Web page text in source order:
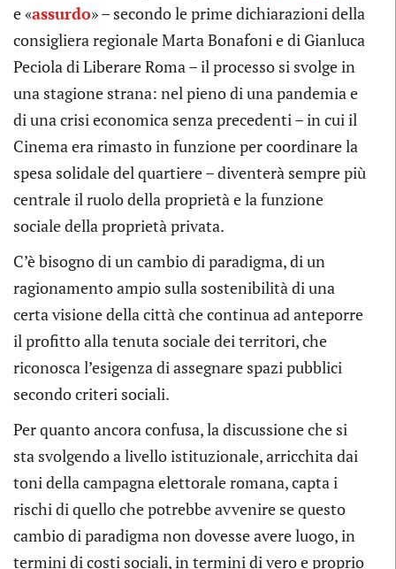
e «assurdo» – secondo le prime dichiarazioni della
consigliera regionale Marta Bonafoni e di Gianluca
Peciola di Liberare Roma – il processo si svolge in
una stagione strana: nel pieno di una pandemia e
di una crisi economica senza precedenti – in cui il
Cinema era rimasto in funzione per coordinare la
spesa solidale del quartiere – diventerà sempre più
centrale il ruolo della proprietà e la funzione
sociale della proprietà privata.
C’è bisogno di un cambio di paradigma, di un
ragionamento ampio sulla sostenibilità di una
certa visione della città che continua ad anteporre
il profitto alla tenuta sociale dei territori, che
riconosca l’esigenza di assegnare spazi pubblici
secondo criteri sociali.
Per quanto ancora confusa, la discussione che si
sta svolgendo a livello istituzionale, arricchita dai
toni della campagna elettorale romana, capta i
rischi di quello che potrebbe avvenire se questo
cambio di paradigma non dovesse avere luogo, in
termini di costi sociali, in termini di vero e proprio